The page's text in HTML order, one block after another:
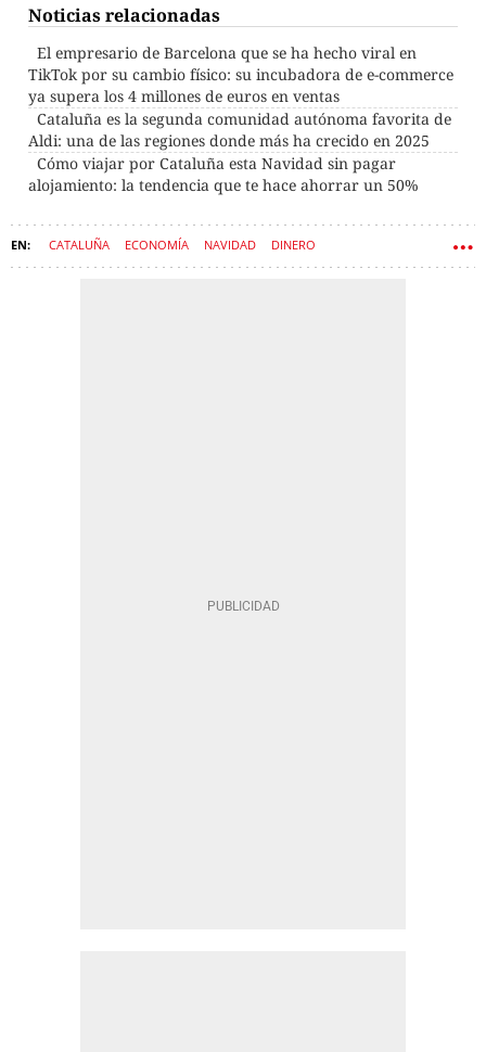
Noticias relacionadas
El empresario de Barcelona que se ha hecho viral en
TikTok por su cambio físico: su incubadora de e-commerce
ya supera los 4 millones de euros en ventas
Cataluña es la segunda comunidad autónoma favorita de
Aldi: una de las regiones donde más ha crecido en 2025
Cómo viajar por Cataluña esta Navidad sin pagar
alojamiento: la tendencia que te hace ahorrar un 50%
CATALUÑA ECONOMÍA NAVIDAD DINERO